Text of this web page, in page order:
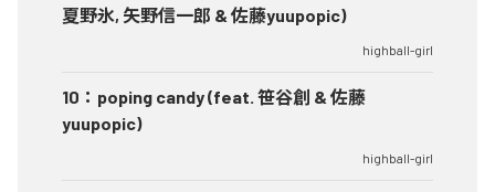
夏野氷, 矢野信一郎 & 佐藤yuupopic)
highball-girl
10 ： poping candy (feat. 笹谷創 & 佐藤
yuupopic)
highball-girl